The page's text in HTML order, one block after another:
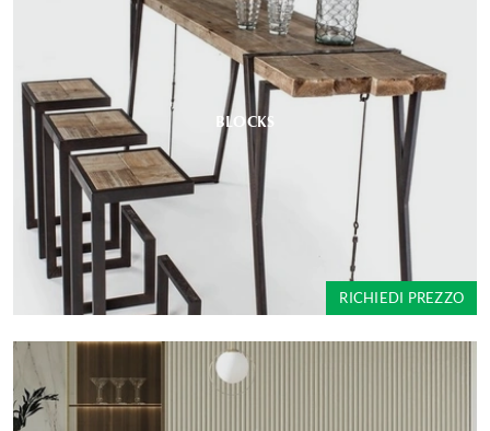
BLOCKS
RICHIEDI PREZZO